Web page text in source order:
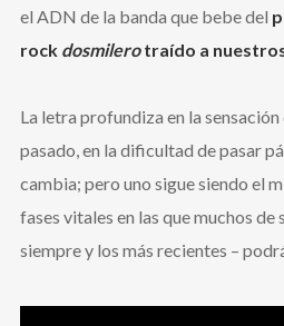
el ADN de la banda que bebe del
rock dosmilerotraído a
La letra profundiza en la
pasado, en la dificultad de pasar
cambia; pero uno sigue siendo el
fases vitales en las que muchos de
siempre y los más recientes –